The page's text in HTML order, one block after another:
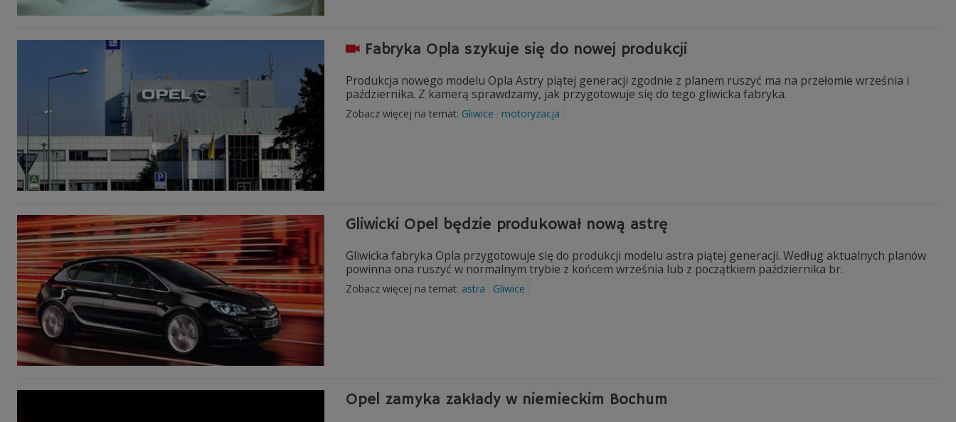
Fabryka Opla szykuje się do nowej produkcji
Produkcja nowego modelu Opla Astry piątej generacji zgodnie z planem ruszyć ma na przełomie września i
października. Z kamerą sprawdzamy, jak przygotowuje się do tego gliwicka fabryka.
Zobacz więcej na temat: Gliwice motoryzacja
Gliwicki Opel będzie produkował nową astrę
Gliwicka fabryka Opla przygotowuje się do produkcji modelu astra piątej generacji. Według aktualnych planów
powinna ona ruszyć w normalnym trybie z końcem września lub z początkiem października br.
Zobacz więcej na temat: astra Gliwice
Opel zamyka zakłady w niemieckim Bochum